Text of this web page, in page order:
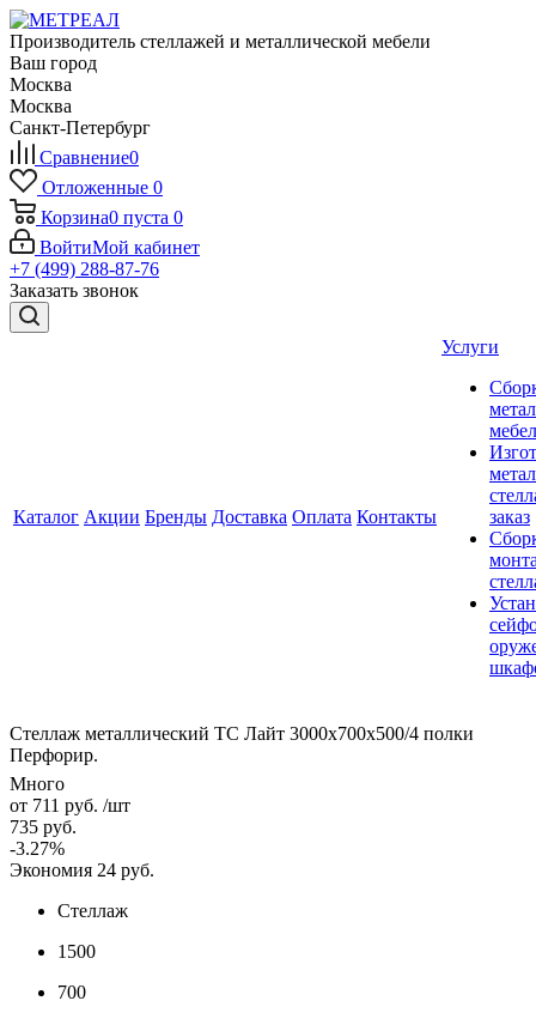
Производитель стеллажей и металлической мебели
Ваш город
Москва
Москва
Санкт-Петербург
Сравнение0
Отложенные 0
Корзина0 пуста 0
ВойтиМой кабинет
+7 (499) 288-87-76
Заказать звонок
Каталог Акции Бренды Доставка Оплата Контакты
Услуги
заказ
Стеллаж металлический ТС Лайт 3000x700x500/4 полки
Перфорир.
Много
от 711 руб. /шт
735 руб.
-3.27%
Экономия 24 руб.
Стеллаж
1500
700